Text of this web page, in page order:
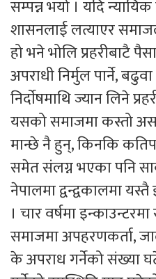
सम्पन्न भयो । यदि न्यायिक
शासनलाई लत्याएर
हो भने भोलि प्रहरीबाटै
अपराधी निर्मुल पार्ने,
निर्दाेषमाथि ज्यान लिने
यसको समाजमा कस्तो असर
मान्छे नै हुन्, किनकि
समेत संलग्न भएका पनि
नेपालमा द्वन्द्वकालमा
। चार वर्षमा
समाजमा अपहरणकर्ता,
के अपराध गर्नेको संख्या